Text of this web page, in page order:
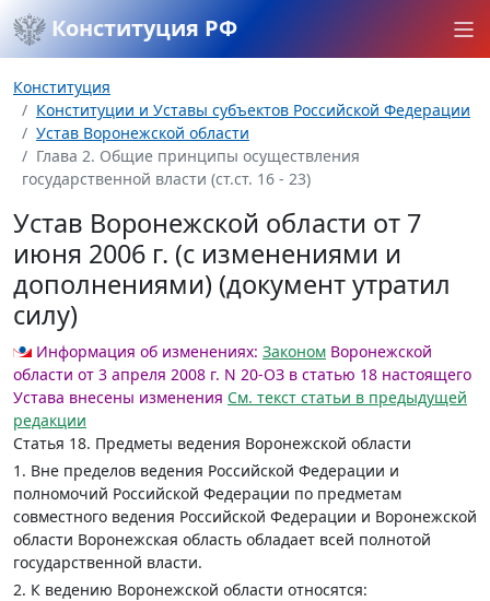
Конституция РФ
Конституция
Конституции и Уставы субъектов Российской Федерации
Устав Воронежской области
Глава 2. Общие принципы осуществления
государственной власти (ст.ст. 16 - 23)
Устав Воронежской области от 7
июня 2006 г. (с изменениями и
дополнениями) (документ утратил
силу)
Информация об изменениях: Законом Воронежской
области от 3 апреля 2008 г. N 20-ОЗ в статью 18 настоящего
Устава внесены изменения Cм. текст статьи в предыдущей
редакции
Статья 18. Предметы ведения Воронежской области
1. Вне пределов ведения Российской Федерации и
полномочий Российской Федерации по предметам
совместного ведения Российской Федерации и Воронежской
области Воронежская область обладает всей полнотой
государственной власти.
2. К ведению Воронежской области относятся: